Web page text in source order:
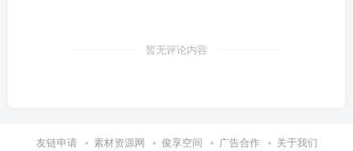
暂无评论内容
友链申请 素材资源网 俊享空间 广告合作 关于我们